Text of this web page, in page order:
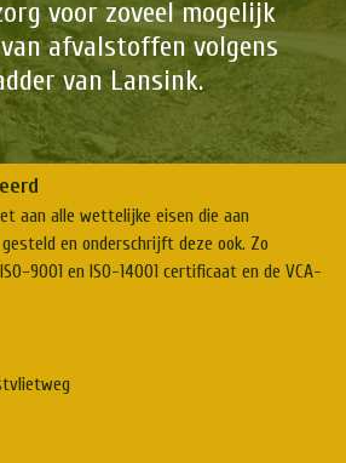
voor zoveel mogelijk
afvalstoffen volgens
van Lansink.
aan alle wettelijke eisen die aan
en onderschrijft deze ook. Zo
9001 en ISO-14001 certificaat en de VCA-